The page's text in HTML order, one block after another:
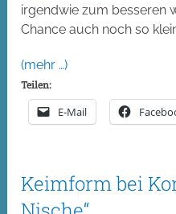
irgendwie zum besseren
Chance auch noch so
(mehr …)
Teilen:
E-Mail
Keimform bei